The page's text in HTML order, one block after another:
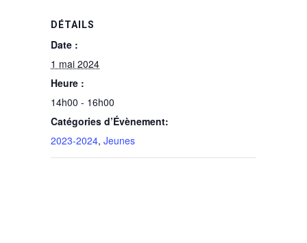
DÉTAILS
Date :
1 mai 2024
Heure :
14h00 - 16h00
Catégories d’Évènement:
2023-2024, Jeunes